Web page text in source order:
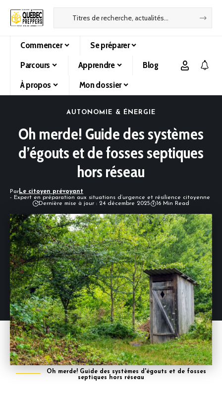
Commencer
Se préparer
Parcours
Apprendre
Blog
À propos
Mon dossier
AUTONOMIE & ÉNERGIE
Oh merde! Guide des systèmes
d’égouts et de fosses septiques
hors réseau
ParLe citoyen prévoyant
- Expert en préparation aux situations d’urgence et résilience citoyenne
Dernière mise à jour : 24 décembre 2025
16 Min Read
Oh merde! Guide des systèmes d'égouts et de fosses
septiques hors réseau